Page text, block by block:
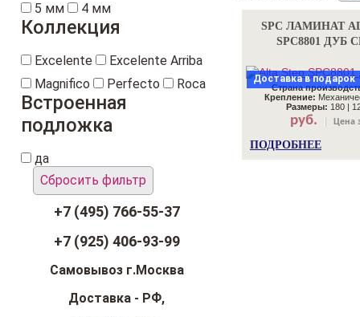
SPC ЛАМИНАТ
SPC8801 ДУБ
Доставка в подарок
Страна
Крепление:
Размеры: 180 |
руб. Цена
ПОДРОБНЕЕ
5 мм 4 мм
Коллекция
Excelente
Excelente Arriba
Magnifico
Perfecto Roca
Встроенная
подложка
да
Сбросить фильтр
+7 (495) 766-55-37
+7 (925) 406-93-99
Самовывоз г.Москва
Доставка - РФ,